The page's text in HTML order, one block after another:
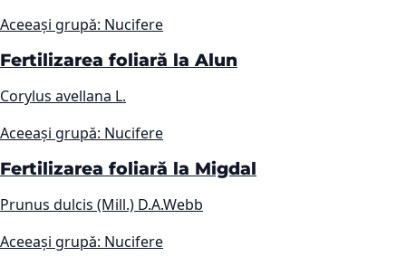
Aceeași grupă: Nucifere
Fertilizarea foliară la Alun
Corylus avellana L.
Aceeași grupă: Nucifere
Fertilizarea foliară la Migdal
Prunus dulcis (Mill.) D.A.Webb
Aceeași grupă: Nucifere